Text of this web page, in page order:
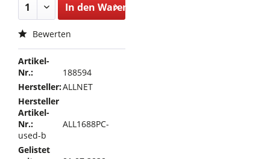
In den Warenkorb
Bewerten
Artikel-
Nr.:
188594
Hersteller:ALLNET
Hersteller
Artikel-
Nr.:
ALL1688PC-
used-b
Gelistet